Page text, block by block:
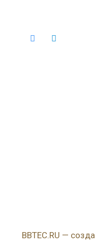
BBTEC.RU —